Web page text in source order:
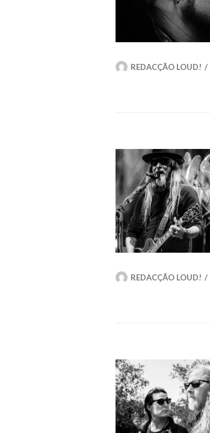
REDACÇÃO LOUD!
REDACÇÃO LOUD!